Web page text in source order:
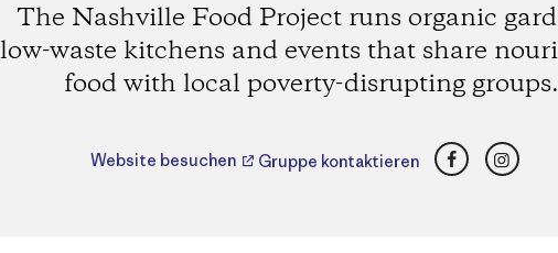
The Nashville Food Project runs organic
low-waste kitchens and events that share
food with local poverty-disrupting groups.
Website besuchen Gruppe kontaktieren Facebook